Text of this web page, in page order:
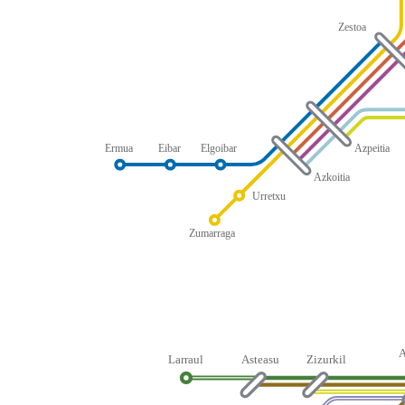
Urretxu
Zumarraga
Ermua Eibar Elgoibar
Zestoa
Azpeitia
Azkoitia
Larraul Zizurkil
Asteasu